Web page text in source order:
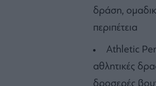
δράση,
περιπέτεια
Athletic
αθλητικές
δροσερές